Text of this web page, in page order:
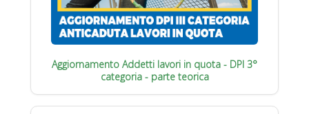
Aggiornamento Addetti lavori in quota - DPI 3°
categoria - parte teorica